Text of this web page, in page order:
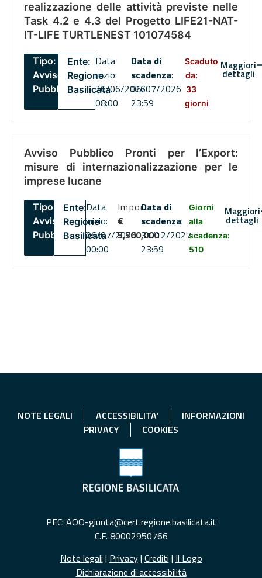
realizzazione delle attività previste nelle
Task 4.2 e 4.3 del Progetto LIFE21-NAT-
IT-LIFE TURTLENEST 101074584
Tipo:
Avviso
Pubblico
Ente:
Regione
Basilicata
Data
inizio:
26/06/2026
08:00
Data di
scadenza:
06/07/2026
23:59
Scaduto
da:
33
giorni
Maggiori
dettagli
Avviso Pubblico Pronti per l’Export:
misure di internazionalizzazione per le
imprese lucane
Tipo:
Avviso
Pubblico
Ente:
Regione
Basilicata
Data
inizio:
06/07/2026
00:00
Importo
€
5,500,000
Data di
scadenza:
31/12/2027
23:59
Giorni
alla
scadenza:
510
Maggiori
dettagli
NOTE LEGALI ACCESSIBILITA'
INFORMAZIONI
PRIVACY
COOKIES
PEC: AOO-giunta@cert.regione.basilicata.it
C.F. 80002950766
Note legali | Privacy| Crediti | Il Logo
Dichiarazione di accessibilità